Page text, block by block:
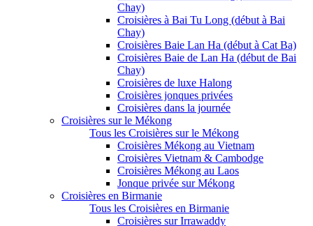
Chay)
Croisières à Bai Tu Long (début à Bai
Chay)
Croisières Baie Lan Ha (début à Cat Ba)
Croisières Baie de Lan Ha (début de Bai
Chay)
Croisières de luxe Halong
Croisières jonques privées
Croisières dans la journée
Croisières sur le Mékong
Tous les Croisières sur le Mékong
Croisières Mékong au Vietnam
Croisières Vietnam & Cambodge
Croisières Mékong au Laos
Jonque privée sur Mékong
Croisières en Birmanie
Tous les Croisières en Birmanie
Croisières sur Irrawaddy